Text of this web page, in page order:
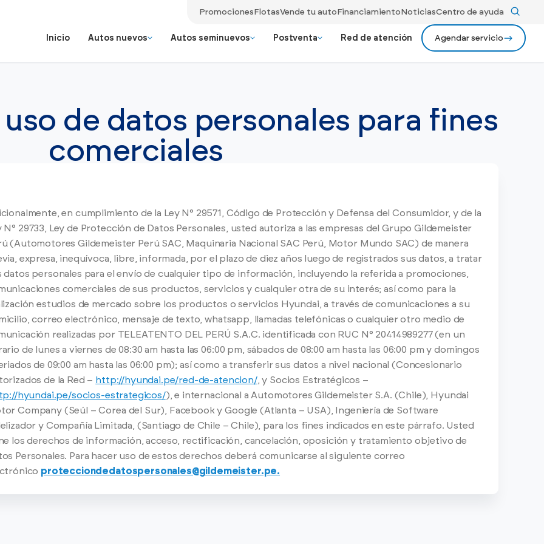
Promociones FlotasVende tu auto Financiamiento NoticiasCentro de ayuda
Inicio Autos nuevos Autos seminuevos Postventa Red de atención Agendar servicio
Ver todos los
modelos
Ver todos los
modelos
y la
Ver más
Vehículos seleccionados bajo rigurosos criterios
de exclusividad y rendimiento.
Ver más
Mobile Service
Accesorios
Ver todos los servicios
Recojo y entrega a domicilio
Ver todos los beneficios
de datos personales para fines
comerciales
en cumplimiento de la Ley N° 29571, Código de Protección y Defensa del Consumidor, y de la
N° 29733, Ley de Protección de Datos Personales, usted autoriza a las empresas del Grupo Gildemeister
(Automotores Gildemeister Perú SAC, Maquinaria Nacional SAC Perú, Motor Mundo SAC) de manera
expresa, inequívoca, libre, informada, por el plazo de diez años luego de registrados sus datos, a tratar
datos personales para el envío de cualquier tipo de información, incluyendo la referida a promociones,
comerciales de sus productos, servicios y cualquier otra de su interés; así como para la
estudios de mercado sobre los productos o servicios Hyundai, a través de comunicaciones a su
correo electrónico, mensaje de texto, whatsapp, llamadas telefónicas o cualquier otro medio de
realizadas por TELEATENTO DEL PERÚ S.A.C. identificada con RUC N° 20414989277 (en un
de lunes a viernes de 08:30 am hasta las 06:00 pm, sábados de 08:00 am hasta las 06:00 pm y domingos
de 09:00 am hasta las 06:00 pm); así como a transferir sus datos a nivel nacional (Concesionario
de la Red – http://hyundai.pe/red-de-atencion/, y Socios Estratégicos –
hyundai.pe/socios-estrategicos/), e internacional a Automotores Gildemeister S.A. (Chile), Hyundai
Company (Seúl – Corea del Sur), Facebook y Google (Atlanta – USA), Ingeniería de Software
y Compañía Limitada, (Santiago de Chile – Chile), para los fines indicados en este párrafo. Usted
los derechos de información, acceso, rectificación, cancelación, oposición y tratamiento objetivo de
Personales. Para hacer uso de estos derechos deberá comunicarse al siguiente correo
protecciondedatospersonales@gildemeister.pe.